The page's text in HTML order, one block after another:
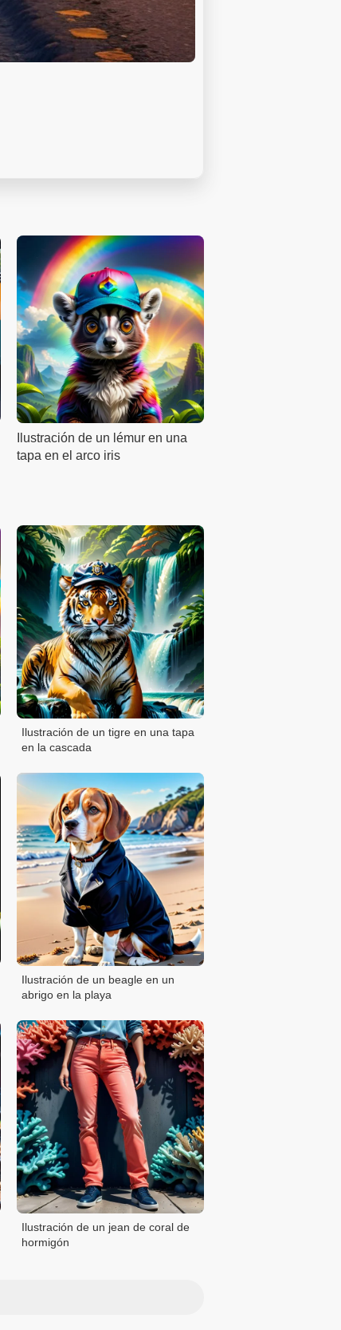
Ilustración de un lémur en una
tapa en el arco iris
Ilustración de un tigre en una tapa
en la cascada
Ilustración de un beagle en un
abrigo en la playa
Ilustración de un jean de coral de
hormigón